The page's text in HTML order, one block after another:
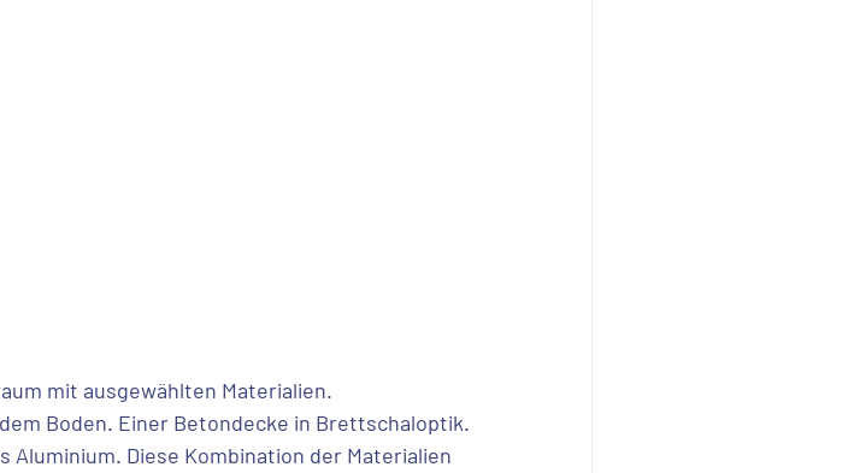
mit ausgewählten Materialien.
Boden. Einer Betondecke in Brettschaloptik.
Aluminium. Diese Kombination der Materialien